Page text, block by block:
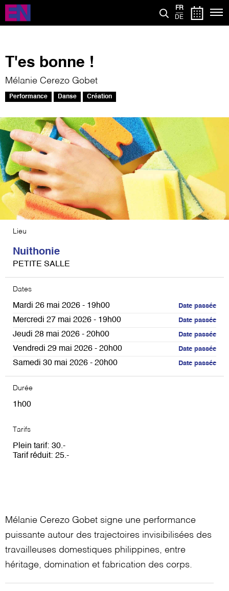
Aller
contenu
FR
DE
T'es bonne !
Mélanie Cerezo Gobet
Performance Danse Création
Image
Lieu
Nuithonie
PETITE SALLE
Dates
Mardi 26 mai 2026 - 19h00 Date passée
Mercredi 27 mai 2026 - 19h00 Date passée
Jeudi 28 mai 2026 - 20h00 Date passée
Vendredi 29 mai 2026 - 20h00 Date passée
Samedi 30 mai 2026 - 20h00 Date passée
Durée
1h00
Tarifs
Plein tarif 30
Tarif réduit 25
Mélanie Cerezo Gobet signe une performance
puissante autour des trajectoires invisibilisées des
travailleuses domestiques philippines, entre
héritage, domination et fabrication des corps.